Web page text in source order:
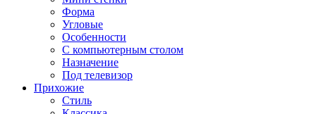
Форма
Угловые
Особенности
С компьютерным столом
Назначение
Под телевизор
Прихожие
Стиль